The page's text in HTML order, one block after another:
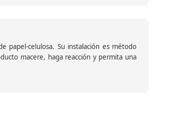
papel-celulosa. Su instalación es método
macere, haga reacción y permita una